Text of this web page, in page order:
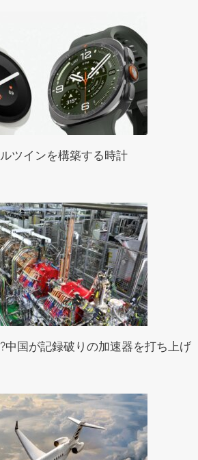
ツインを構築する時計
中国が記録破りの加速器を打ち上げ